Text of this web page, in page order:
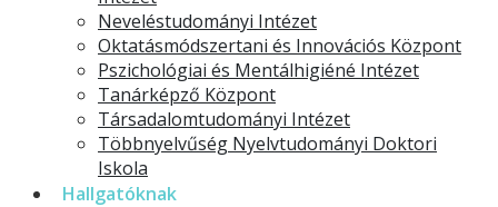
Neveléstudományi Intézet
Oktatásmódszertani és Innovációs Központ
Pszichológiai és Mentálhigiéné Intézet
Tanárképző Központ
Társadalomtudományi Intézet
Többnyelvűség Nyelvtudományi Doktori
Iskola
Hallgatóknak